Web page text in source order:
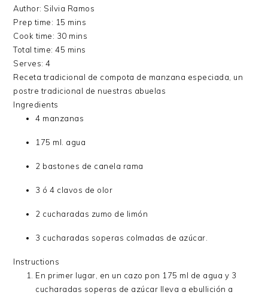
Author: Silvia Ramos
Prep time: 15 mins
Cook time: 30 mins
Total time:45 mins
Serves:4
Receta tradicional de compota de manzana especiada, un
postre tradicional de nuestras abuelas
Ingredients
4 manzanas
175 ml. agua
2 bastones de canela rama
3 ó 4 clavos de olor
2 cucharadas zumo de limón
3 cucharadas soperas colmadas de azúcar.
Instructions
En primer lugar, en un cazo pon 175 ml de agua y 3
cucharadas soperas de azúcar lleva a ebullición a